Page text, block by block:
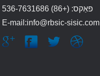
פאַקס: (+86) 536-7631686
E-mail:info@rbsic-sisic.com